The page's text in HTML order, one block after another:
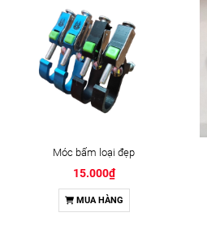
Móc bấm loại đẹp
15.000₫
MUA HÀNG